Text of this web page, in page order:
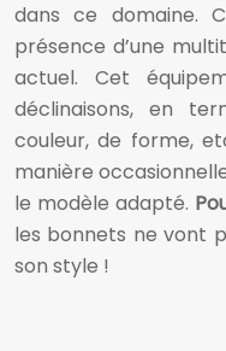
dans ce domaine.
présence d’une
actuel. Cet
déclinaisons, en
couleur, de forme,
manière
le modèle adapté.
les bonnets ne vont
son style !